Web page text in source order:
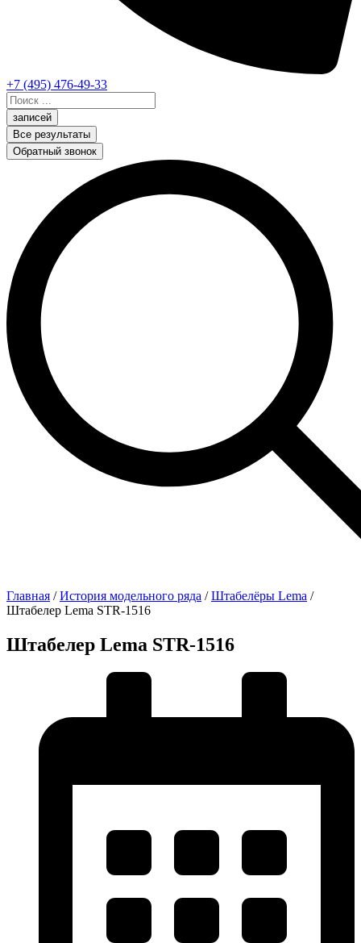
+7 (495) 476-49-33
Search
...записей
Все результаты
Обратный звонок
Главная /История модельного ряда /Штабелёры Lema /
Штабелер Lema STR-1516
Штабелер Lema STR-1516